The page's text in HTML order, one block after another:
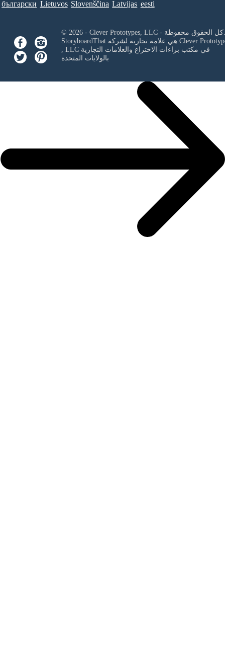
български Lietuvos Slovenščina Latvijas eesti
© 2026 - Clever Prototypes, LLC - كل الحقوق محفوظة.
StoryboardThat هي علامة تجارية لشركة Clever
, LLCفي مكتب براءات الاختراع والعلامات التجارية
بالولايات المتحدة